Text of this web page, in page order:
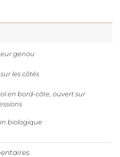
genou
les côtés
en bord-côte, ouvert sur
biologique